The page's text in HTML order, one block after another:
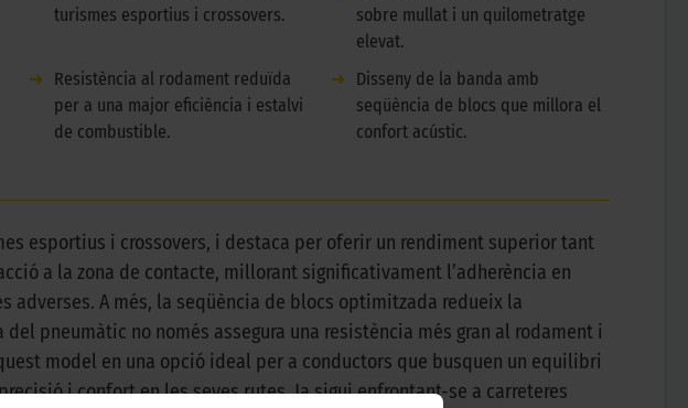
turismes esportius i crossovers.
sobre mullat i un quilometratge
elevat.
➜
Resistència al rodament reduïda
per a una major eficiència i estalvi
de combustible.
➜
Disseny de la banda amb
seqüència de blocs que millora el
confort acústic.
esportius i crossovers, i destaca per oferir un rendiment superior tant
a la zona de contacte, millorant significativament l’adherència en
A més, la seqüència de blocs optimitzada redueix la
pneumàtic no només assegura una resistència més gran al rodament i
model en una opció ideal per a conductors que busquen un equilibri
i confort en les seves rutes. Ja sigui enfrontant-se a carreteres